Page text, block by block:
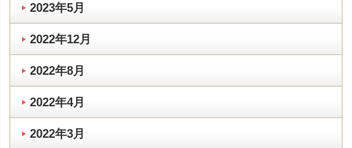
2023年5月
2022年12月
2022年8月
2022年4月
2022年3月